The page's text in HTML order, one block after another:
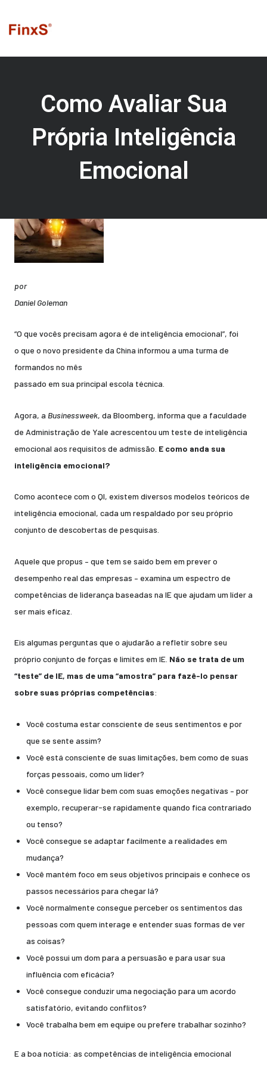
para
conteúdo
Como Avaliar Sua
Própria Inteligência
Emocional
por
Daniel Goleman
“O que vocês precisam agora é de inteligência emocional”, foi
o que o novo presidente da China informou a uma turma de
formandos no mês
passado em sua principal escola técnica.
Agora, a Businessweek, da Bloomberg, informa que a faculdade
de Administração de Yale acrescentou um teste de inteligência
emocional aos requisitos de admissão. E como anda sua
inteligência emocional?
Como acontece com o QI, existem diversos modelos teóricos de
inteligência emocional, cada um respaldado por seu próprio
conjunto de descobertas de pesquisas.
Aquele que propus – que tem se saído bem em prever o
desempenho real das empresas – examina um espectro de
competências de liderança baseadas na IE que ajudam um líder a
ser mais eficaz.
Eis algumas perguntas que o ajudarão a refletir sobre seu
próprio conjunto de forças e limites em IE. Não se trata de um
“teste” de IE, mas de uma “amostra” para fazê-lo pensar
sobre suas próprias competências:
Você costuma estar consciente de seus sentimentos e por
que se sente assim?
Você está consciente de suas limitações, bem como de suas
forças pessoais, como um líder?
Você consegue lidar bem com suas emoções negativas – por
exemplo, recuperar-se rapidamente quando fica contrariado
ou tenso?
Você consegue se adaptar facilmente a realidades em
mudança?
Você mantém foco em seus objetivos principais e conhece os
passos necessários para chegar lá?
Você normalmente consegue perceber os sentimentos das
pessoas com quem interage e entender suas formas de ver
as coisas?
Você possui um dom para a persuasão e para usar sua
influência com eficácia?
Você consegue conduzir uma negociação para um acordo
satisfatório, evitando conflitos?
Você trabalha bem em equipe ou prefere trabalhar sozinho?
E a boa notícia: as competências de inteligência emocional